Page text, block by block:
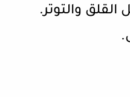
والتوتر.